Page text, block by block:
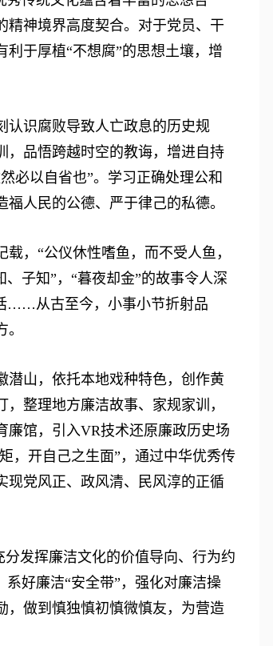
精神境界高度契合。对于党员、干
于厚植“不想腐”的思想土壤，增
识腐败导致人亡政息的历史规
，品悟跨越时空的教诲，增进自持
必以自省也”。学习正确处理公和
人民的公德、严于律己的私德。
，“公仪休性嗜鱼，而不受人鱼，
子知”，“暮夜却金”的故事令人深
……从古至今，小事小节折射品
山，依托本地戏种特色，创作黄
整理地方廉洁故事、家规家训，
廉馆，引入VR技术还原廉政历史场
，开自己之生面”，通过中华优秀传
现党风正、政风清、民风淳的正循
发挥廉洁文化的价值导向、行为约
好廉洁“安全带”，强化对廉洁操
，做到慎独慎初慎微慎友，为营造